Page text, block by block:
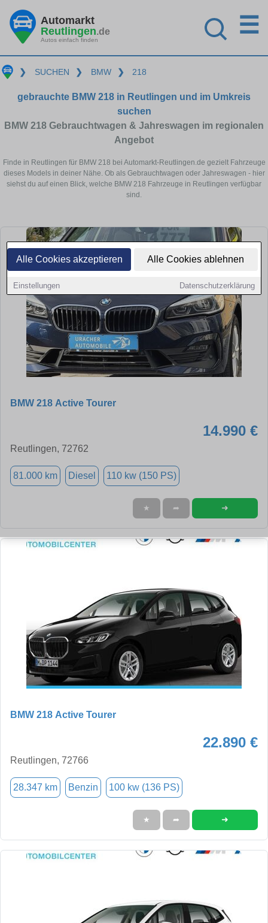
Alle Cookies akzeptieren Alle Cookies ablehnen
Einstellungen Datenschutzerklärung
Automarkt
Reutlingen.de
Autos einfach finden
☰
❯ SUCHEN ❯ BMW ❯ 218
gebrauchte BMW 218 in Reutlingen und im Umkreis
suchen
BMW 218 Gebrauchtwagen & Jahreswagen im regionalen
Angebot
Finde in Reutlingen für BMW 218 bei Automarkt-Reutlingen.de gezielt Fahrzeuge
dieses Models in deiner Nähe. Ob als Gebrauchtwagen oder Jahreswagen - hier
siehst du auf einen Blick, welche BMW 218 Fahrzeuge in Reutlingen verfügbar
sind.
BMW 218 Active Tourer
14.990 €
Reutlingen, 72762
81.000 km Diesel 110 kw (150 PS)
★ ➦ ➜
BMW 218 Active Tourer
22.890 €
Reutlingen, 72766
28.347 km Benzin 100 kw (136 PS)
★ ➦ ➜